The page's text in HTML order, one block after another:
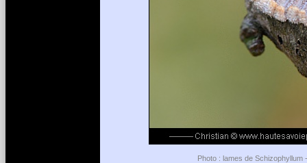
Photo : lames de